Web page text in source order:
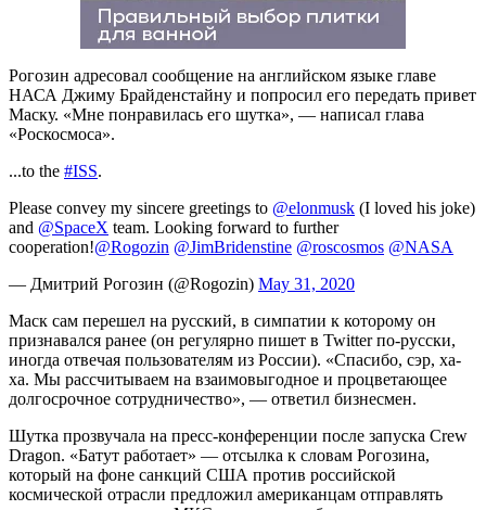
Рогозин адресовал сообщение на английском языке главе
НАСА Джиму Брайденстайну и попросил его передать привет
Маску. «Мне понравилась его шутка», — написал глава
«Роскосмоса».
...to the #ISS.
Please convey my sincere greetings to @elonmusk (I loved his joke)
and @SpaceX team. Looking forward to further
cooperation!@Rogozin @JimBridenstine @roscosmos @NASA
— Дмитрий Рогозин (@Rogozin) May 31, 2020
Маск сам перешел на русский, в симпатии к которому он
признавался ранее (он регулярно пишет в Twitter по‑русски,
иногда отвечая пользователям из России). «Спасибо, сэр, ха-
ха. Мы рассчитываем на взаимовыгодное и процветающее
долгосрочное сотрудничество», — ответил бизнесмен.
Шутка прозвучала на пресс-конференции после запуска Crew
Dragon. «Батут работает» — отсылка к словам Рогозина,
который на фоне санкций США против российской
космической отрасли предложил американцам отправлять